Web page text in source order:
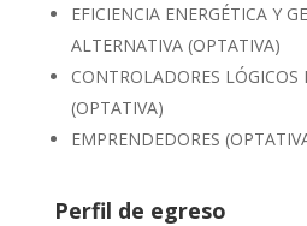
EFICIENCIA ENERGÉTICA Y
ALTERNATIVA (OPTATIVA)
CONTROLADORES LÓGICOS
(OPTATIVA)
EMPRENDEDORES
Perfil de egreso